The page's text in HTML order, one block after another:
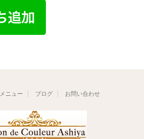
メニュー ブログ お問い合わせ